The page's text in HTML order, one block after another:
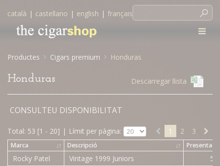
català | castellano | english | français
Productes Cigars premium Honduras
Honduras Descarregar llista
CONSULTEU DISPONIBILITAT
Total: 53 [1 - 20] | Límit per pàgina: 1 2 3
↓↑
Marca ↓↑
Descripció Presentació
Rocky Patel Vintage 1999 Juniors
5